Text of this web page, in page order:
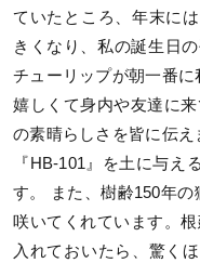
ていたところ、年末に
きくなり、私の誕生日
チューリップが朝一番に
嬉しくて身内や友達に
の素晴らしさを皆に伝え
『HB-101』を土に与え
す。 また、樹齢150年の
咲いてくれています。
入れておいたら、驚く